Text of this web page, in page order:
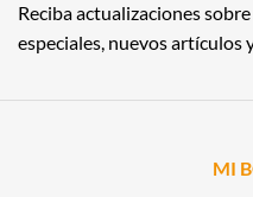
Reciba actualizaciones
especiales, nuevos artículos
MI